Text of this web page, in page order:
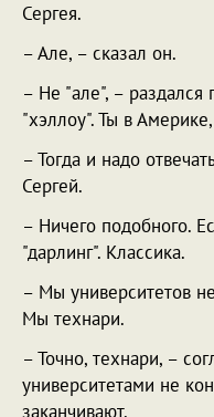
Сергея.
– Але, – сказал он.
– Не "але", – раздался
"хэллоу". Ты в
– Тогда и надо
Сергей.
– Ничего подобного.
"дарлинг". Классика.
– Мы университетов
Мы технари.
– Точно, технари, –
университетами не
заканчивают.